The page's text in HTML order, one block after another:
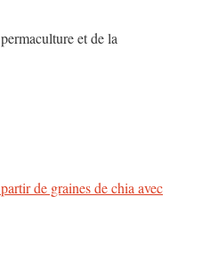
et de la
de graines de chia avec